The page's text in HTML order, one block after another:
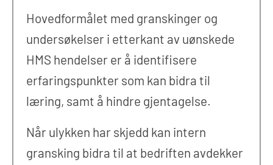
Hovedformålet med granskinger og
undersøkelser i etterkant av uønskede
HMS hendelser er å identifisere
erfaringspunkter som kan bidra til
læring, samt å hindre gjentagelse.
Når ulykken har skjedd kan intern
gransking bidra til at bedriften avdekker